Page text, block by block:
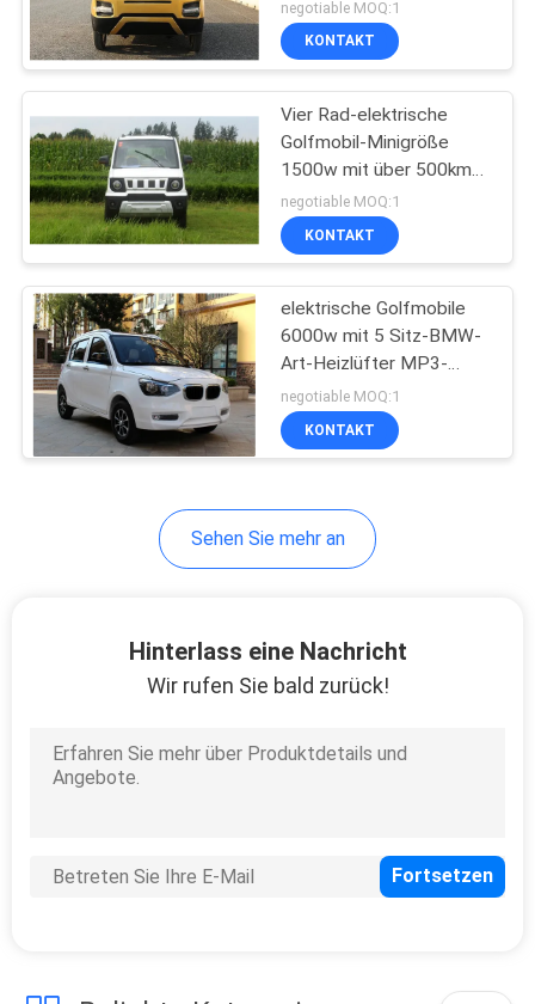
Golfmobil
negotiable MOQ:1
KONTAKT
Vier Rad-elektrische
Golfmobil-Minigröße
1500w mit über 500km
Strecke
negotiable MOQ:1
KONTAKT
elektrische Golfmobile
6000w mit 5 Sitz-BMW-
Art-Heizlüfter MP3-
Radio PVC der Tür-4
negotiable MOQ:1
KONTAKT
Sehen Sie mehr an
Hinterlass eine Nachricht
Wir rufen Sie bald zurück!